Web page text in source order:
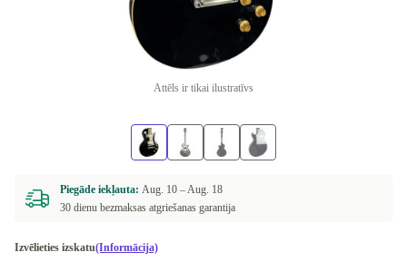
Attēls ir tikai ilustratīvs
Piegāde iekļauta: Aug. 10 –Aug. 18
30 dienu bezmaksas atgriešanas garantija
Izvēlieties izskatu(Informācija)